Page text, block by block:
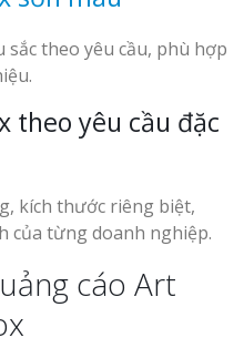
theo yêu cầu, phù hợp
theo yêu cầu đặc
kích thước riêng biệt,
của từng doanh nghiệp.
cáo Art